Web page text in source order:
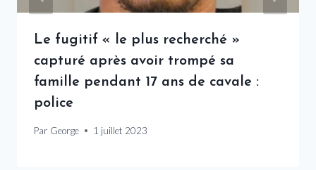
Le fugitif « le plus recherché »
capturé après avoir trompé sa
famille pendant 17 ans de cavale :
police
Par George 1 juillet 2023